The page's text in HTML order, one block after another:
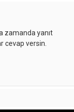
zamanda yanıt
cevap versin.